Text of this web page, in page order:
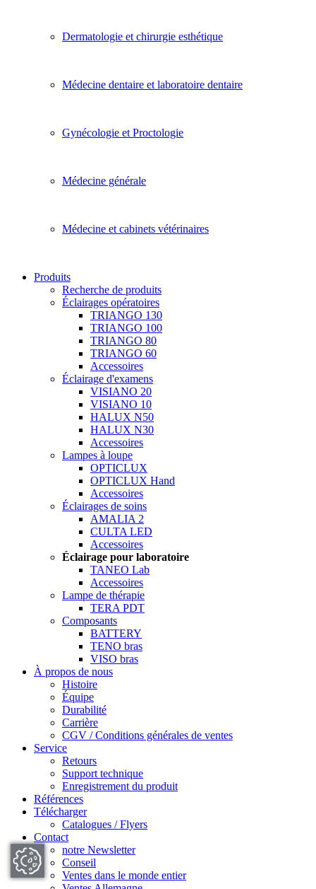
Dermatologie et chirurgie esthétique
Médecine dentaire et laboratoire dentaire
Gynécologie et Proctologie
Médecine générale
Médecine et cabinets vétérinaires
Produits
Recherche de produits
Éclairages opératoires
TRIANGO 130
TRIANGO 100
TRIANGO 80
TRIANGO 60
Accessoires
Éclairage d'examens
VISIANO 20
VISIANO 10
HALUX N50
HALUX N30
Accessoires
Lampes à loupe
OPTICLUX
OPTICLUX Hand
Accessoires
Éclairages de soins
AMALIA 2
CULTA LED
Accessoires
Éclairage pour laboratoire
TANEO Lab
Accessoires
Lampe de thérapie
TERA PDT
Composants
BATTERY
TENO bras
VISO bras
À propos de nous
Histoire
Équipe
Durabilité
Carrière
CGV / Conditions générales de ventes
Service
Retours
Support technique
Enregistrement du produit
Références
Télécharger
Catalogues / Flyers
Contact
notre Newsletter
Conseil
Ventes dans le monde entier